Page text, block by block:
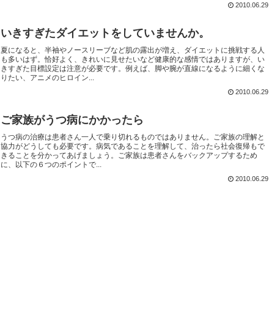
2010.06.29
いきすぎたダイエットをしていませんか。
夏になると、半袖やノースリーブなど肌の露出が増え、ダイエットに挑戦する人
も多いはず。恰好よく、きれいに見せたいなど健康的な感情ではありますが、い
きすぎた目標設定は注意が必要です。例えば、脚や腕が直線になるように細くな
りたい、アニメのヒロイン...
2010.06.29
ご家族がうつ病にかかったら
うつ病の治療は患者さん一人で乗り切れるものではありません。ご家族の理解と
協力がどうしても必要です。病気であることを理解して、治ったら社会復帰もで
きることを分かってあげましょう。ご家族は患者さんをバックアップするため
に、以下の６つのポイントで...
2010.06.29